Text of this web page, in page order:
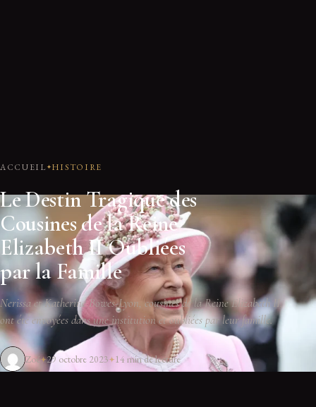
ACCUEIL HISTOIRE
Le Destin Tragique des
Cousines de la Reine
Elizabeth II Oubliées
par la Famille
Nerissa et Katherine Bowes-Lyon, cousines de la Reine Elizabeth II,
ont été envoyées dans une institution et oubliées par leur famille.
Zoé 29 octobre 2023 14 min de lecture